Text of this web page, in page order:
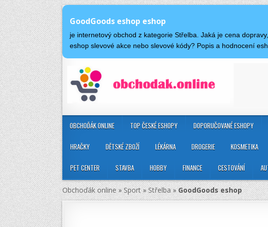
GoodGoods eshop eshop
je internetový obchod z kategorie Střelba. Jaká je cena
eshop slevové akce nebo slevové kódy? Popis a hodnocení
OBCHOĎÁK ONLINE TOP ČESKÉ ESHOPY DOPORUČOVANÉ ESHOPY
HRAČKY DĚTSKÉ ZBOŽÍ LÉKÁRNA DROGERIE KOSMETIKA
PET CENTER STAVBA HOBBY FINANCE CESTOVÁNÍ
Obchoďák online»Sport»Střelba»GoodGoods eshop